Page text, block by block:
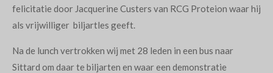
felicitatie door Jacquerine Custers van RCG Proteion waar hij
als vrijwilliger biljartles geeft.
Na de lunch vertrokken wij met 28 leden in een bus naar
Sittard om daar te biljarten en waar een demonstratie